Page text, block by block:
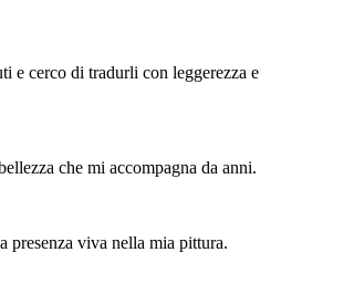
e cerco di tradurli con leggerezza e
che mi accompagna da anni.
presenza viva nella mia pittura.